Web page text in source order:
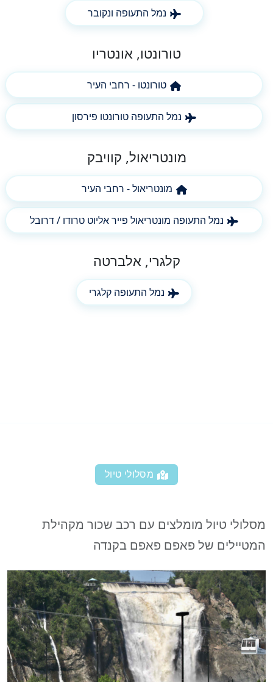
נמל התעופה ונקובר
טורונטו, אונטריו
טורונטו - רחבי העיר
נמל התעופה טורונטו פירסון
מונטריאול, קוויבק
מונטריאול - רחבי העיר
נמל התעופה מונטריאול פייר אליוט טרודו / דרובל
קלגרי, אלברטה
נמל התעופה קלגרי
מסלולי טיול
מסלולי טיול מומלצים עם רכב שכור מקהילת
המטיילים של פאפם פאפם בקנדה